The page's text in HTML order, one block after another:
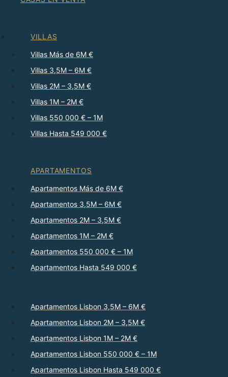
VILLAS
Villas Más de 6M €
Villas 3,5M – 6M €
Villas 2M – 3,5M €
Villas 1M – 2M €
Villas 550 000 € – 1M
Villas Hasta 549 000 €
APARTAMENTOS
Apartamentos Más de 6M €
Apartamentos 3,5M – 6M €
Apartamentos 2M – 3,5M €
Apartamentos 1M – 2M €
Apartamentos 550 000 € – 1M
Apartamentos Hasta 549 000 €
Apartamentos Lisbon 3,5M – 6M €
Apartamentos Lisbon 2M – 3,5M €
Apartamentos Lisbon 1M – 2M €
Apartamentos Lisbon 550 000 € – 1M
Apartamentos Lisbon Hasta 549 000 €